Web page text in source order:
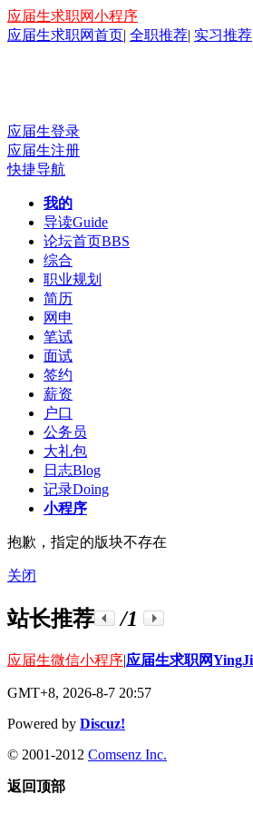
应届生求职网小程序
应届生求职网首页| 全职推荐| 实习推荐
应届生登录
应届生注册
快捷导航
我的
导读Guide
论坛首页BBS
综合
职业规划
简历
网申
笔试
面试
签约
薪资
户口
公务员
大礼包
日志Blog
记录Doing
小程序
抱歉，指定的版块不存在
关闭
站长推荐 /1
应届生微信小程序|应届生求职网
GMT+8, 2026-8-7 20:57
Powered by Discuz!
© 2001-2012 Comsenz Inc.
返回顶部